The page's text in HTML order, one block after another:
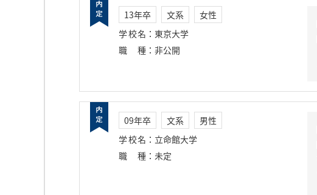
13年卒 文系
女性
学校名 ： 東京大学
職種 ： 非公開
09年卒 文系
男性
学校名 ： 立命館大学
職種 ： 未定